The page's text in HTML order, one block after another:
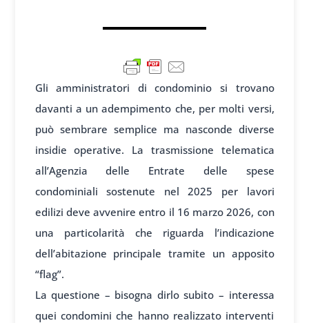
Gli amministratori di condominio si trovano
davanti a un adempimento che, per molti versi,
può sembrare semplice ma nasconde diverse
insidie operative. La trasmissione telematica
all’Agenzia delle Entrate delle spese
condominiali sostenute nel 2025 per lavori
edilizi deve avvenire entro il 16 marzo 2026, con
una particolarità che riguarda l’indicazione
dell’abitazione principale tramite un apposito
“flag”.
La questione – bisogna dirlo subito – interessa
quei condomini che hanno realizzato interventi